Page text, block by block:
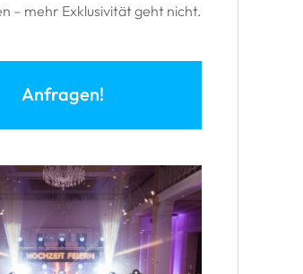
– mehr Exklusivität geht nicht.
Anfragen!